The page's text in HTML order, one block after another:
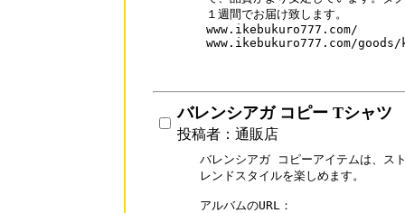
１週間でお届け致します。
www.ikebukuro777.com/
www.ikebukuro777.com/
バレンシアガ コピー Tシャツ
投稿者：通販店
バレンシアガ コピーアイテムは、ス
レンドスタイルを楽しめます。
アルバムのURL：